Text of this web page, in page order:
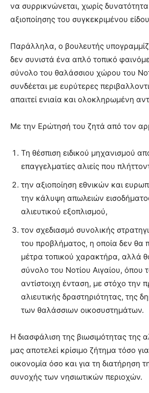
να συρρικνώνεται, χωρίς
αξιοποίησης του συγκεκριμένου
Παράλληλα, ο βουλευτής
δεν συνιστά ένα απλό τοπικό
σύνολο του θαλάσσιου χώρου του
συνδέεται με ευρύτερες
απαιτεί ενιαία και ολοκληρωμένη
Με την Ερώτησή του ζητά από τον
Τη θέσπιση ειδικού μηχανισμού
επαγγελματίες αλιείς που
την αξιοποίηση εθνικών και
την κάλυψη απωλειών
αλιευτικού εξοπλισμού,
τον σχεδιασμό συνολικής
του προβλήματος, η οποία δεν θα
μέτρα τοπικού χαρακτήρα, αλλά
σύνολο του Νοτίου Αιγαίου, όπου
αντίστοιχη ένταση, με στόχο την
αλιευτικής δραστηριότητας, της
των θαλάσσιων οικοσυστημάτων.
Η διασφάλιση της βιωσιμότητας της
μας αποτελεί κρίσιμο ζήτημα τόσο
οικονομία όσο και για τη διατήρηση
συνοχής των νησιωτικών περιοχών.